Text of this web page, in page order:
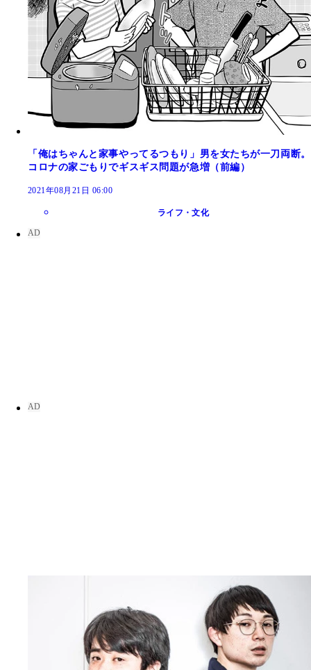
「俺はちゃんと家事やってるつもり」男を女たちが一刀両断。
コロナの家ごもりでギスギス問題が急増（前編）
2021年08月21日 06:00
ライフ・文化